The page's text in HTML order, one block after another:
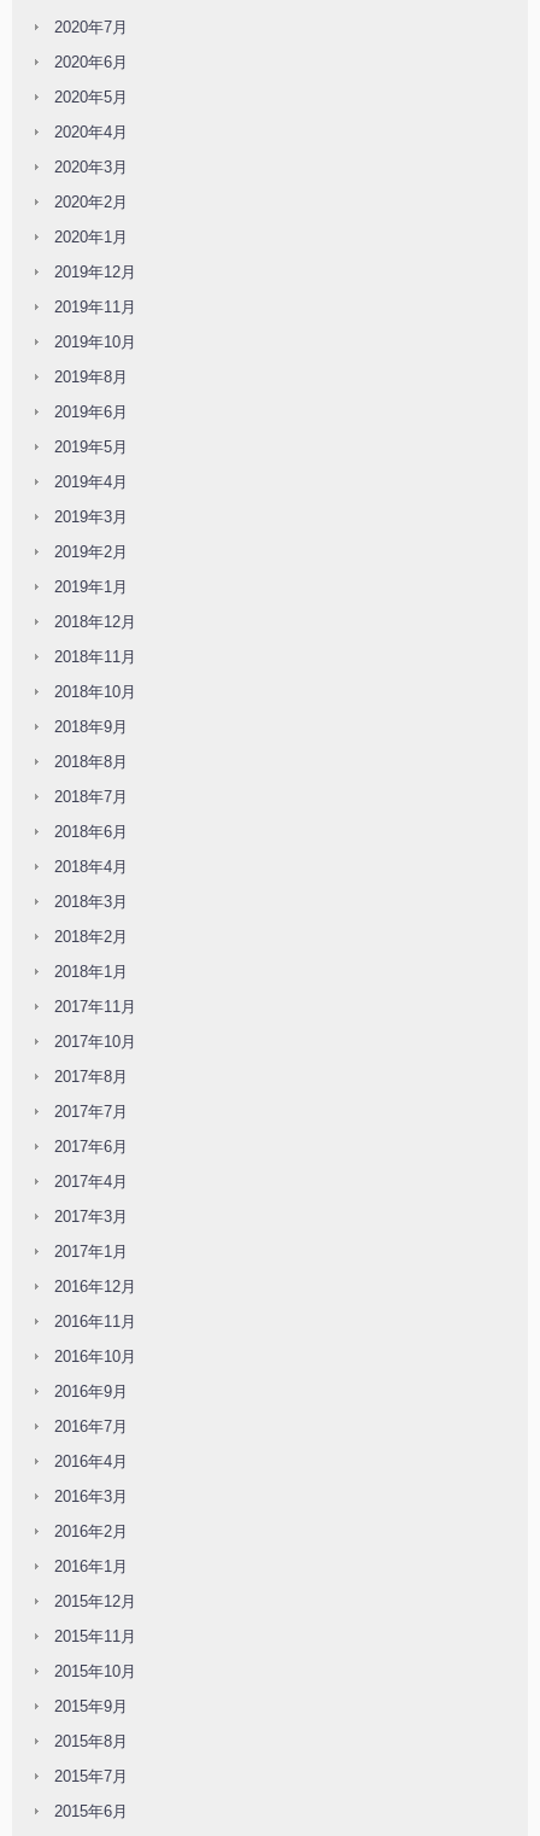
2020年7月
2020年6月
2020年5月
2020年4月
2020年3月
2020年2月
2020年1月
2019年12月
2019年11月
2019年10月
2019年8月
2019年6月
2019年5月
2019年4月
2019年3月
2019年2月
2019年1月
2018年12月
2018年11月
2018年10月
2018年9月
2018年8月
2018年7月
2018年6月
2018年4月
2018年3月
2018年2月
2018年1月
2017年11月
2017年10月
2017年8月
2017年7月
2017年6月
2017年4月
2017年3月
2017年1月
2016年12月
2016年11月
2016年10月
2016年9月
2016年7月
2016年4月
2016年3月
2016年2月
2016年1月
2015年12月
2015年11月
2015年10月
2015年9月
2015年8月
2015年7月
2015年6月